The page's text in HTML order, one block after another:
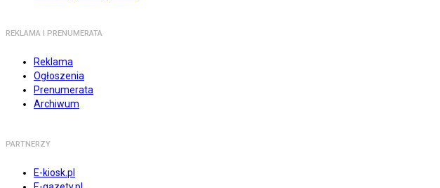
REKLAMA I PRENUMERATA
Reklama
Ogłoszenia
Prenumerata
Archiwum
PARTNERZY
E-kiosk.pl